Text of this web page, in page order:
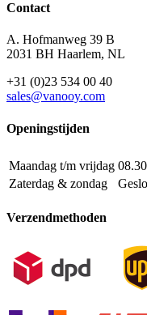
Contact
A. Hofmanweg 39 B
2031 BH Haarlem, NL
+31 (0)23 534 00 40
sales@vanooy.com
Openingstijden
Maandag t/m vrijdag
Zaterdag & zondag
Verzendmethoden